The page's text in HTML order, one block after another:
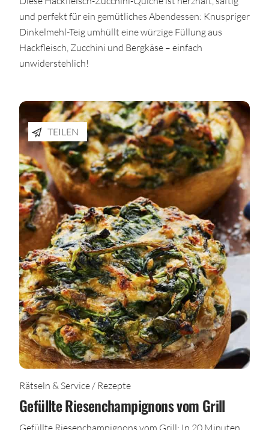
und perfekt für ein gemütliches Abendessen: Knuspriger
Dinkelmehl-Teig umhüllt eine würzige Füllung aus
Hackfleisch, Zucchini und Bergkäse – einfach
unwiderstehlich!
TEILEN
Rätseln & Service / Rezepte
Gefüllte Riesenchampignons vom Grill
Gefüllte Riesenchampignons vom Grill: In 20 Minuten